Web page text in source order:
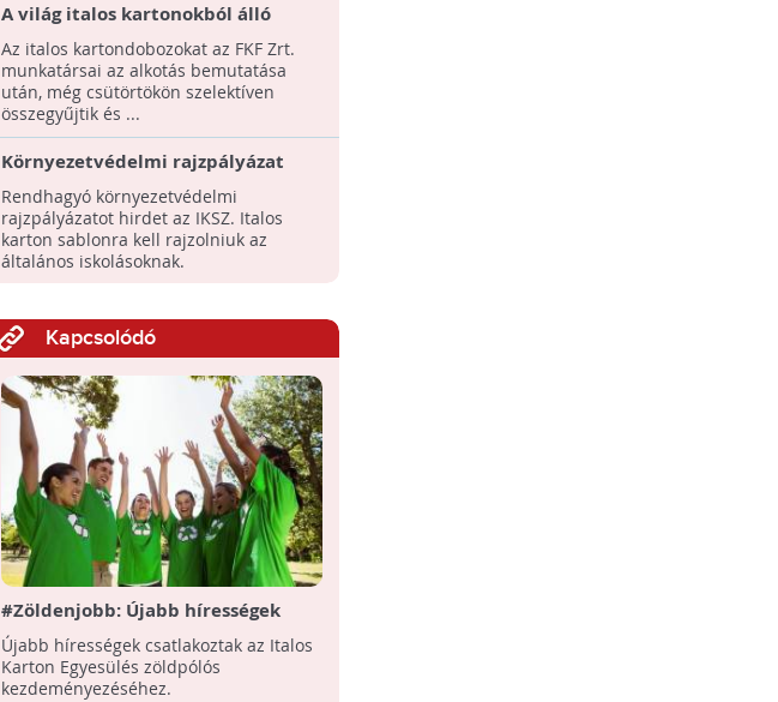
A világ italos kartonokból álló
legnagyobb mozaikja készült el
Budapesten
Az italos kartondobozokat az FKF Zrt.
munkatársai az alkotás bemutatása
után, még csütörtökön szelektíven
összegyűjtik és ...
Környezetvédelmi rajzpályázat
Rendhagyó környezetvédelmi
rajzpályázatot hirdet az IKSZ. Italos
karton sablonra kell rajzolniuk az
általános iskolásoknak.
Kapcsolódó
#Zöldenjobb: Újabb hírességek
csatlakoztak az Italos Karton
Egyesülés zöldpólós
kezdeményezéséhez
Újabb hírességek csatlakoztak az Italos
Karton Egyesülés zöldpólós
kezdeményezéséhez.